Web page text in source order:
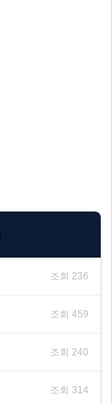
조회 236
조회 459
조회 240
조회 314